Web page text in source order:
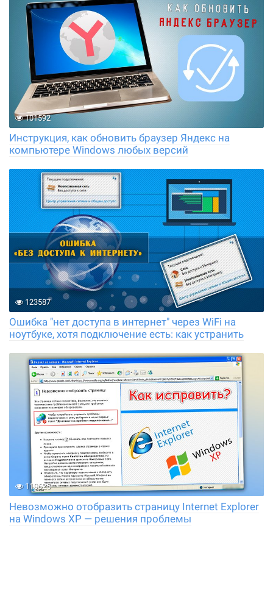
101592
Инструкция, как обновить браузер Яндекс на
компьютере Windows любых версий
123587
Ошибка "нет доступа в интернет" через WiFi на
ноутбуке, хотя подключение есть: как устранить
110625
Невозможно отобразить страницу Internet Explorer
на Windows XP — решения проблемы